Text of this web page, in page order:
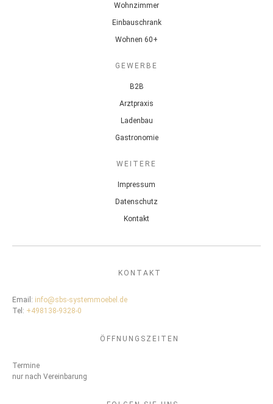
Wohnzimmer
Einbauschrank
Wohnen 60+
GEWERBE
B2B
Arztpraxis
Ladenbau
Gastronomie
WEITERE
Impressum
Datenschutz
Kontakt
KONTAKT
Email: info@sbs-systemmoebel.de
Tel: +498138-9328-0
ÖFFNUNGSZEITEN
Termine
nur nach Vereinbarung